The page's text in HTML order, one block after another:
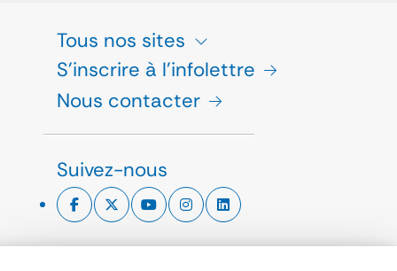
Tous nos sites
S'inscrire à l'infolettre
Nous contacter
Suivez-nous